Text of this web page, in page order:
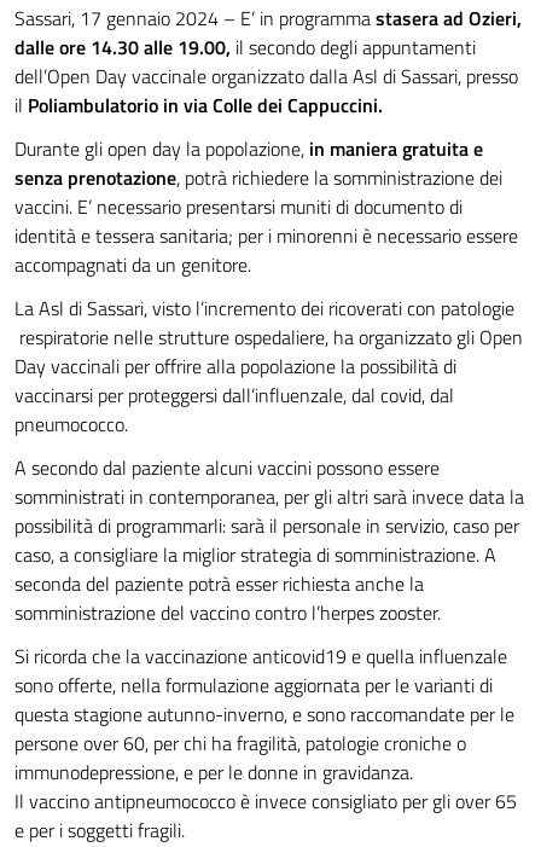
Sassari, 17 gennaio 2024 – E’ in programmastasera ad Ozieri,
dalle ore 14.30 alle 19.00, il secondo degli appuntamenti
dell’Open Day vaccinale organizzato dalla Asl di Sassari, presso
il Poliambulatorio in via Colle dei Cappuccini.
Durante gli open day la popolazione, in maniera gratuita e
senza prenotazione, potrà richiedere la somministrazione dei
vaccini. E’ necessario presentarsi muniti di documento di
identità e tessera sanitaria; per i minorenni è necessario essere
accompagnati da un genitore.
La Asl di Sassari, visto l’incremento dei ricoverati con patologie
respiratorie nelle strutture ospedaliere, ha organizzato gli Open
Day vaccinali per offrire alla popolazione la possibilità di
vaccinarsi per proteggersi dall’influenzale, dal covid, dal
pneumococco.
A secondo dal paziente alcuni vaccini possono essere
somministrati in contemporanea, per gli altri sarà invece data la
possibilità di programmarli: sarà il personale in servizio, caso per
caso, a consigliare la miglior strategia di somministrazione. A
seconda del paziente potrà esser richiesta anche la
somministrazione del vaccino contro l’herpes zooster.
Si ricorda che la vaccinazione anticovid19 e quella influenzale
sono offerte, nella formulazione aggiornata per le varianti di
questa stagione autunno-inverno, e sono raccomandate per le
persone over 60, per chi ha fragilità, patologie croniche o
immunodepressione, e per le donne in gravidanza.
Il vaccino antipneumococco è invece consigliato per gli over 65
e per i soggetti fragili.